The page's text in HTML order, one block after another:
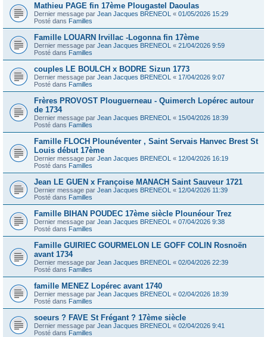
Mathieu PAGE fin 17ème Plougastel Daoulas
Dernier message par Jean Jacques BRENEOL « 01/05/2026 15:29
Posté dans Familles
Famille LOUARN Irvillac -Logonna fin 17ème
Dernier message par Jean Jacques BRENEOL « 21/04/2026 9:59
Posté dans Familles
couples LE BOULCH x BODRE Sizun 1773
Dernier message par Jean Jacques BRENEOL « 17/04/2026 9:07
Posté dans Familles
Frères PROVOST Plouguerneau - Quimerch Lopérec autour
de 1734
Dernier message par Jean Jacques BRENEOL « 15/04/2026 18:39
Posté dans Familles
Famille FLOCH Plounéventer , Saint Servais Hanvec Brest St
Louis début 17ème
Dernier message par Jean Jacques BRENEOL « 12/04/2026 16:19
Posté dans Familles
Jean LE GUEN x Françoise MANACH Saint Sauveur 1721
Dernier message par Jean Jacques BRENEOL « 12/04/2026 11:39
Posté dans Familles
Famille BIHAN POUDEC 17ème siècle Plounéour Trez
Dernier message par Jean Jacques BRENEOL « 07/04/2026 9:38
Posté dans Familles
Famille GUIRIEC GOURMELON LE GOFF COLIN Rosnoën
avant 1734
Dernier message par Jean Jacques BRENEOL « 02/04/2026 22:39
Posté dans Familles
famille MENEZ Lopérec avant 1740
Dernier message par Jean Jacques BRENEOL « 02/04/2026 18:39
Posté dans Familles
soeurs ? FAVE St Frégant ? 17ème siècle
Dernier message par Jean Jacques BRENEOL « 02/04/2026 9:41
Posté dans Familles